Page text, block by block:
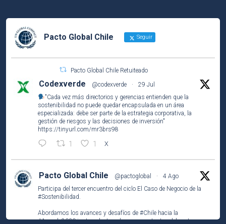
Pacto Global Chile Seguir
Pacto Global Chile Retuiteado
Codexverde @codexverde ·
29 Jul
"Cada vez más directorios y gerencias entienden que la
sostenibilidad no puede quedar encapsulada en un área
especializada: debe ser parte de la estrategia corporativa, la
gestión de riesgos y las decisiones de inversión"
https://tinyurl.com/mr3brs98
1 1 X
Pacto Global Chile @pactoglobal ·
4 Ago
Participa del tercer encuentro del ciclo El Caso de Negocio de la
#Sostenibilidad
Abordamos los avances y desafíos de #Chile hacia la
#Agenda2030junto a destacados representantes del sector